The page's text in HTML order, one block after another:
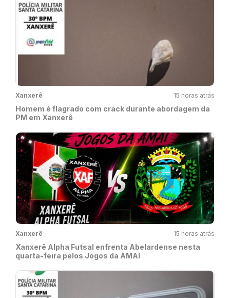
Xanxerê 15 horas atrás
Homem é flagrado com crack durante abordagem da
PM em Xanxerê
Xanxerê 15 horas atrás
Xanxerê Alpha Futsal enfrenta Abelardense nesta
quarta-feira pelos Jogos da AMAI